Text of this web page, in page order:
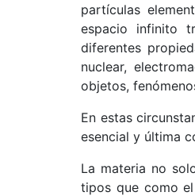
partículas
espacio infinito
diferentes
nuclear,
objetos,
En estas
esencial y última
La materia no
tipos que como